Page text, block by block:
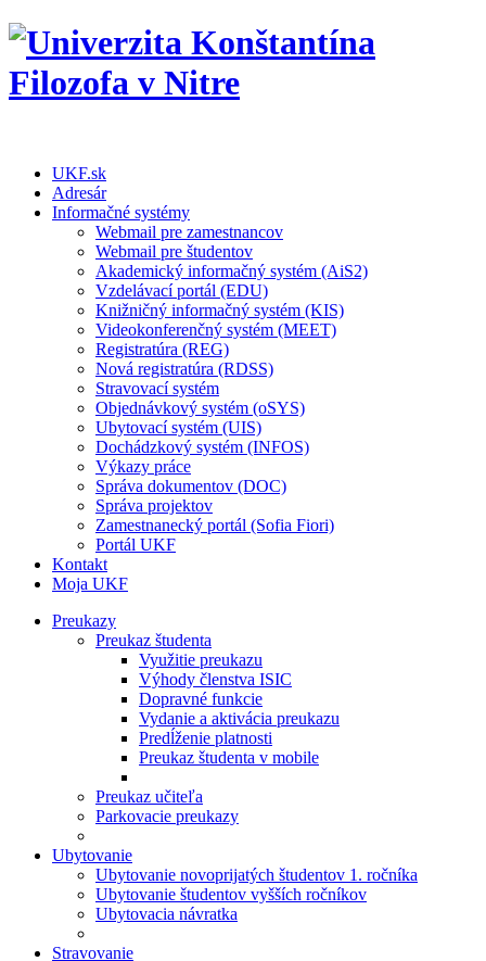
UKF.sk
Adresár
Informačné systémy
Webmail pre zamestnancov
Webmail pre študentov
Akademický informačný systém (AiS2)
Vzdelávací portál (EDU)
Knižničný informačný systém (KIS)
Videokonferenčný systém (MEET)
Registratúra (REG)
Nová registratúra (RDSS)
Stravovací systém
Objednávkový systém (oSYS)
Ubytovací systém (UIS)
Dochádzkový systém (INFOS)
Výkazy práce
Správa dokumentov (DOC)
Správa projektov
Zamestnanecký portál (Sofia Fiori)
Portál UKF
Kontakt
Moja UKF
Preukazy
Preukaz študenta
Využitie preukazu
Výhody členstva ISIC
Dopravné funkcie
Vydanie a aktivácia preukazu
Predĺženie platnosti
Preukaz študenta v mobile
Preukaz učiteľa
Parkovacie preukazy
Ubytovanie
Ubytovanie novoprijatých študentov 1. ročníka
Ubytovanie študentov vyšších ročníkov
Ubytovacia návratka
Stravovanie